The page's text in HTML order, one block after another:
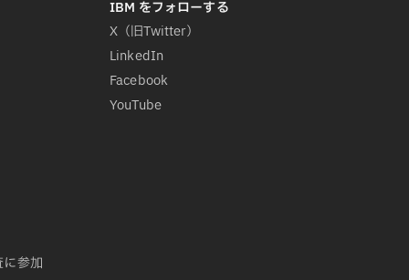
参加
X（旧Twitter）
LinkedIn
Facebook
YouTube